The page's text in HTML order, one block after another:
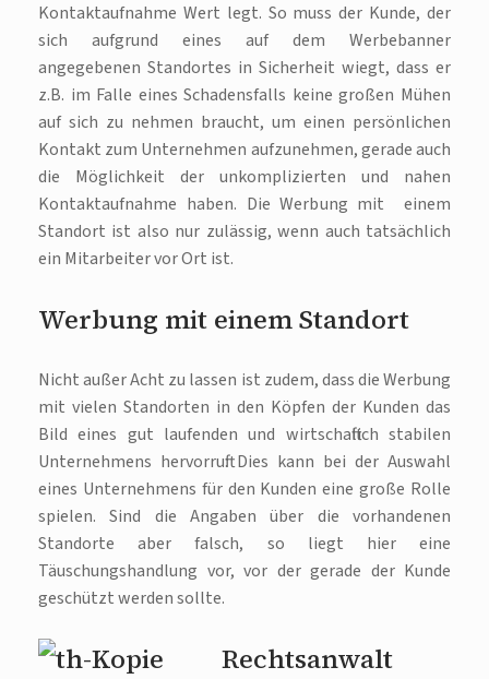
Kontaktaufnahme Wert legt. So muss der Kunde, der
sich aufgrund eines auf dem Werbebanner
angegebenen Standortes in Sicherheit wiegt, dass er
z.B. im Falle eines Schadensfalls keine großen Mühen
auf sich zu nehmen braucht, um einen persönlichen
Kontakt zum Unternehmen aufzunehmen, gerade auch
die Möglichkeit der unkomplizierten und nahen
Kontaktaufnahme haben. Die Werbung mit einem
Standort ist also nur zulässig, wenn auch tatsächlich
ein Mitarbeiter vor Ort ist.
Werbung mit einem Standort
Nicht außer Acht zu lassen ist zudem, dass die Werbung
mit vielen Standorten in den Köpfen der Kunden das
Bild eines gut laufenden und wirtschaftlich stabilen
Unternehmens hervorruft. Dies kann bei der Auswahl
eines Unternehmens für den Kunden eine große Rolle
spielen. Sind die Angaben über die vorhandenen
Standorte aber falsch, so liegt hier eine
Täuschungshandlung vor, vor der gerade der Kunde
geschützt werden sollte.
Rechtsanwalt